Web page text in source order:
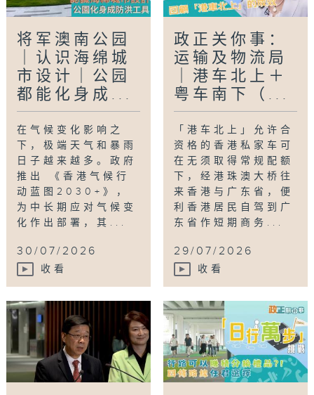
将军澳南公园
｜认识海绵城
市设计｜公园
都能化身成...
在气候变化影响之
下，极端天气和暴雨
日子越来越多。政府
推出 《香港气候行
动蓝图2030+》，
为中长期应对气候变
化作出部署，其...
30/07/2026
收看
政正关你事：
运输及物流局
｜港车北上＋
粤车南下（...
「港车北上」允许合
资格的香港私家车可
在无须取得常规配额
下，经港珠澳大桥往
来香港与广东省，便
利香港居民自驾到广
东省作短期商务...
29/07/2026
收看